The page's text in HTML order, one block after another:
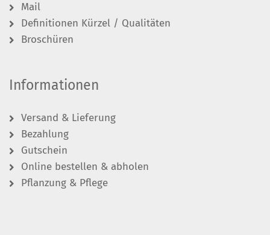
Mail
Definitionen Kürzel / Qualitäten
Broschüren
Informationen
Versand & Lieferung
Bezahlung
Gutschein
Online bestellen & abholen
Pflanzung & Pflege